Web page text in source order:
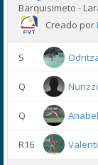
Barquisimeto -
Creado por
S
Q
Q
R16